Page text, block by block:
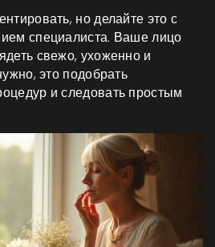
но делайте это с
специалиста. Ваше лицо
свежо, ухоженно и
это подобрать
и следовать простым